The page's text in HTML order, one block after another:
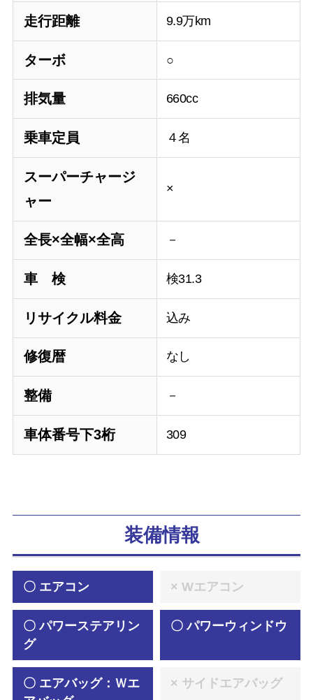
走行距離 9.9万km
ターボ ○
排気量 660cc
乗車定員 ４名
スーパーチャージ
ャー
×
全長×全幅×全高 －
車 検 検31.3
リサイクル料金 込み
修復暦 なし
整備 －
車体番号下3桁 309
装備情報
〇 エアコン × Wエアコン
〇 パワーステアリン
グ
〇 パワーウィンドウ
〇 エアバッグ：Ｗエ
× サイドエアバッグ